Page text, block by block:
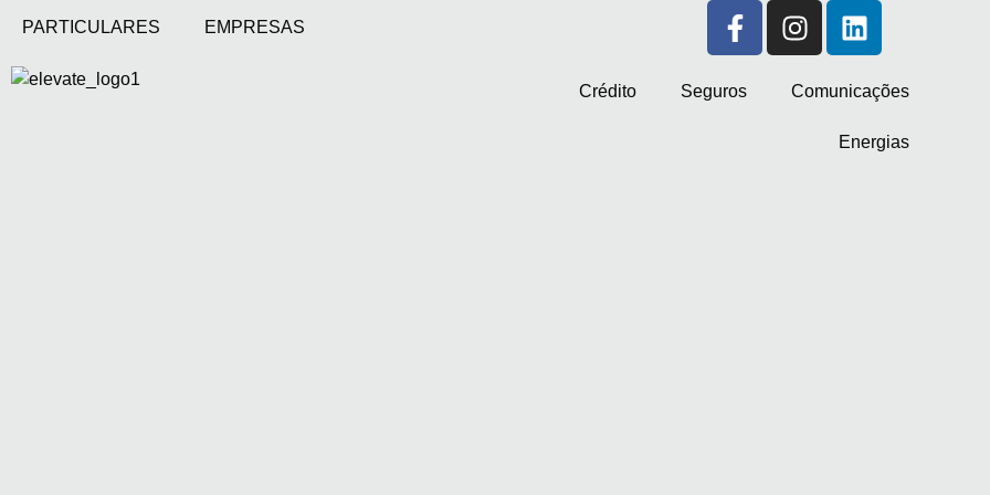
PARTICULARES EMPRESAS
Crédito Seguros Comunicações
Energias